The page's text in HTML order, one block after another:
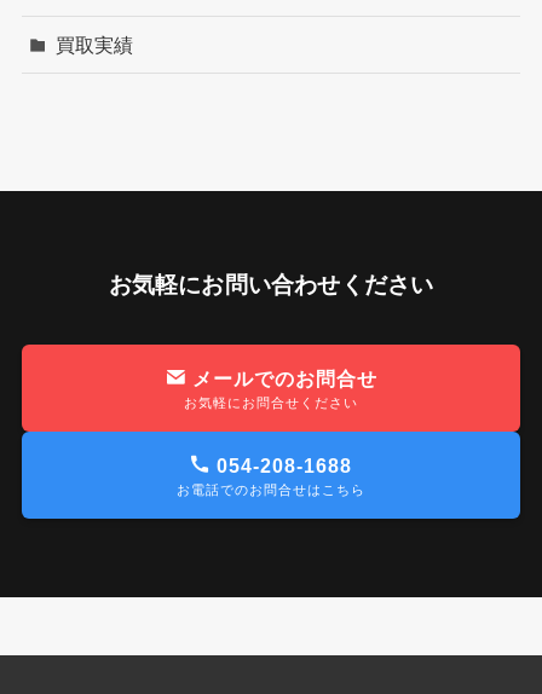
買取実績
お気軽にお問い合わせください
メールでのお問合せ
お気軽にお問合せください
054-208-1688
お電話でのお問合せはこちら